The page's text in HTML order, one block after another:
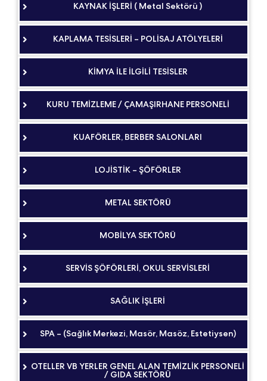
KAYNAK İŞLERİ ( Metal Sektörü )
KAPLAMA TESİSLERİ – POLİSAJ ATÖLYELERİ
KİMYA İLE İLGİLİ TESİSLER
KURU TEMİZLEME / ÇAMAŞIRHANE PERSONELİ
KUAFÖRLER, BERBER SALONLARI
LOJİSTİK – ŞÖFÖRLER
METAL SEKTÖRÜ
MOBİLYA SEKTÖRÜ
SERVİS ŞÖFÖRLERİ, OKUL SERVİSLERİ
SAĞLIK İŞLERİ
SPA – (Sağlık Merkezi, Masör, Masöz, Estetiysen)
OTELLER VB YERLER GENEL ALAN TEMİZLİK PERSONELİ
/ GIDA SEKTÖRÜ